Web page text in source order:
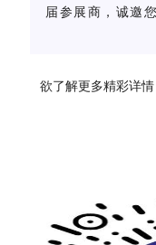
届参展商，诚邀
欲了解更多精彩详情